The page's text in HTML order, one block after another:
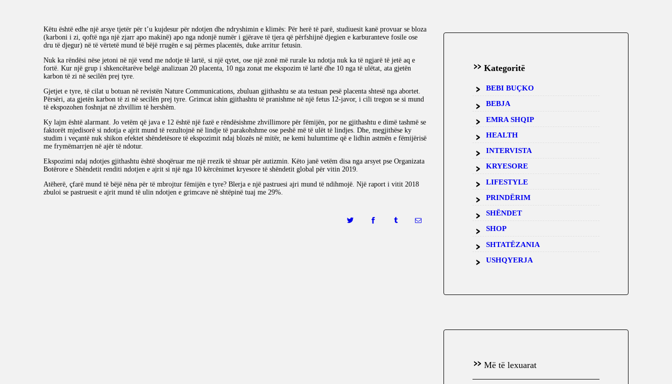
LIFESTYLE
SHOP
Këtu është edhe një arsye tjetër për t’u kujdesur për ndotjen dhe ndryshimin e klimës: Për herë të parë, studiuesit kanë provuar se bloza
(karboni i zi, qoftë nga një zjarr apo makinë) apo nga ndonjë numër i gjërave të tjera që përfshijnë djegien e karburanteve fosile ose
dru të djegur) në të vërtetë mund të bëjë rrugën e saj përmes placentës, duke arritur fetusin.
Nuk ka rëndësi nëse jetoni në një vend me ndotje të lartë, si një qytet, ose një zonë më rurale ku ndotja nuk ka të ngjarë të jetë aq e
fortë. Kur një grup i shkencëtarëve belgë analizuan 20 placenta, 10 nga zonat me ekspozim të lartë dhe 10 nga të ulëtat, ata gjetën
karbon të zi në secilën prej tyre.
Gjetjet e tyre, të cilat u botuan në revistën Nature Communications, zbuluan gjithashtu se ata testuan pesë placenta shtesë nga abortet.
Përsëri, ata gjetën karbon të zi në secilën prej tyre. Grimcat ishin gjithashtu të pranishme në një fetus 12-javor, i cili tregon se si mund
të ekspozohen foshnjat në zhvillim të hershëm.
Ky lajm është alarmant. Jo vetëm që java e 12 është një fazë e rëndësishme zhvillimore për fëmijën, por ne gjithashtu e dimë tashmë se
faktorët mjedisorë si ndotja e ajrit mund të rezultojnë në lindje të parakohshme ose peshë më të ulët të lindjes. Dhe, megjithëse ky
studim i veçantë nuk shikon efektet shëndetësore të ekspozimit ndaj blozës në mitër, ne kemi hulumtime që e lidhin astmën e fëmijërisë
me frymëmarrjen në ajër të ndotur.
Ekspozimi ndaj ndotjes gjithashtu është shoqëruar me një rrezik të shtuar për autizmin. Këto janë vetëm disa nga arsyet pse Organizata
Botërore e Shëndetit renditi ndotjen e ajrit si një nga 10 kërcënimet kryesore të shëndetit global për vitin 2019.
Atëherë, çfarë mund të bëjë nëna për të mbrojtur fëmijën e tyre? Blerja e një pastruesi ajri mund të ndihmojë. Një raport i vitit 2018
zbuloi se pastruesit e ajrit mund të ulin ndotjen e grimcave në shtëpinë tuaj me 29%.
Kategoritë
BEBI BUÇKO
BEBJA
EMRA SHQIP
HEALTH
INTERVISTA
KRYESORE
LIFESTYLE
PRINDËRIM
SHËNDET
SHOP
SHTATËZANIA
USHQYERJA
Më të lexuarat